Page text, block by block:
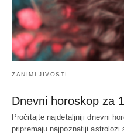
ZANIMLJIVOSTI
Dnevni horoskop za
Pročitajte najdetaljniji dnevni
pripremaju najpoznatiji astrolozi